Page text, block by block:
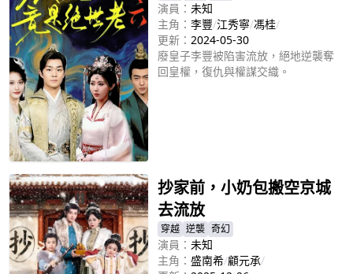
演員： 未知
主角： 李豐/江秀寧/馮桂/
更新： 2024-05-30
廢皇子李豐被陷害流放，絕地逆襲奪
回皇權，復仇與權謀交織。
抄家前，小奶包搬空京城
去流放
穿越 逆襲 奇幻
演員： 未知
主角： 盛南希/顧元承/